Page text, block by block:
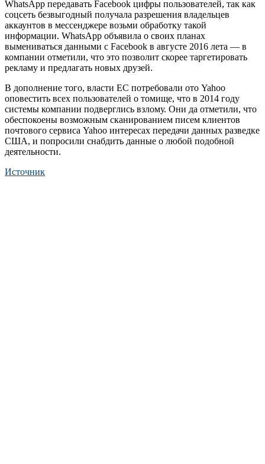
WhatsApp передавать Facebook цифры пользователей, так как
соцсеть безвыгодный получала разрешения владельцев
аккаунтов в мессенджере возьми обработку такой
информации. WhatsApp объявила о своих планах
вымениваться данными с Facebook в августе 2016 лета — в
компании отметили, что это позволит скорее таргетировать
рекламу и предлагать новых друзей.
В дополнение того, власти ЕС потребовали ото Yahoo
оповестить всех пользователей о томище, что в 2014 году
системы компании подверглись взлому. Они да отметили, что
обеспокоены возможным сканированием писем клиентов
почтового сервиса Yahoo интересах передачи данных разведке
США, и попросили снабдить данные о любой подобной
деятельности.
Источник